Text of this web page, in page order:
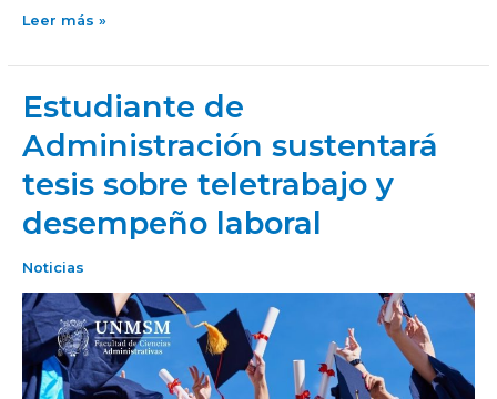
Leer más »
Estudiante de
Administración sustentará
tesis sobre teletrabajo y
desempeño laboral
Noticias
Estudiante
Administración
sustentará
sobre
y
desempeño
laboral